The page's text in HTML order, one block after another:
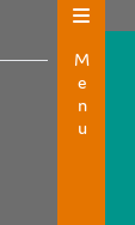
Menu